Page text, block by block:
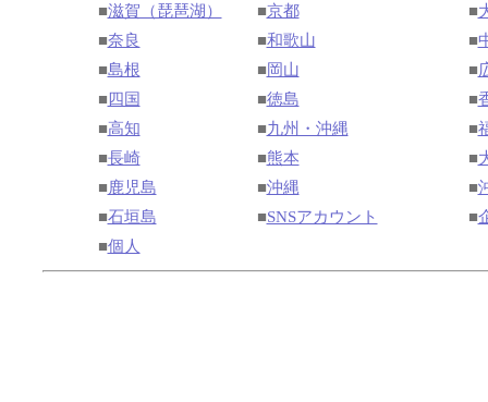
■滋賀（琵琶湖） ■京都 ■
■奈良 ■和歌山 ■
■島根 ■ 岡山 ■
■ 四国 ■徳島 ■
■高知 ■九州・沖縄 ■
■長崎 ■熊本 ■
■鹿児島 ■沖縄 ■
■石垣島 ■SNSアカウント ■
■個人